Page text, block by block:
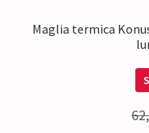
Maglia termica